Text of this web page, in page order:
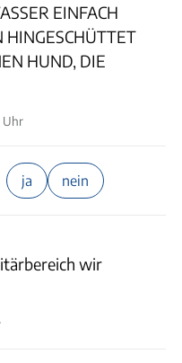
EINFACH
HUND, DIE
Uhr
ja nein
wir